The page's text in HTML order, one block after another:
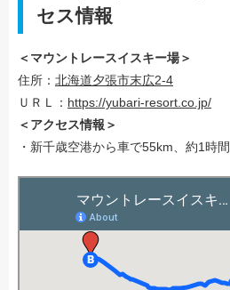
セス情報
＜マウントレースイスキー場＞
住所： 北海道夕張市末広2-4
ＵＲＬ： https://yubari-resort.co.jp/
＜アクセス情報＞
・新千歳空港から車で55km、約1時